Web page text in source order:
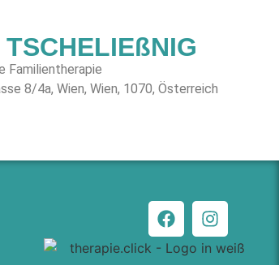
Familientherapie
8/4a, Wien, Wien, 1070, Österreich